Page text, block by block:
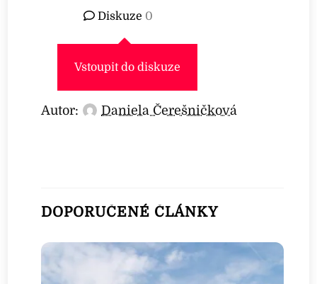
Diskuze 0
Vstoupit do diskuze
Autor: Daniela Čerešničková
DOPORUČENÉ ČLÁNKY